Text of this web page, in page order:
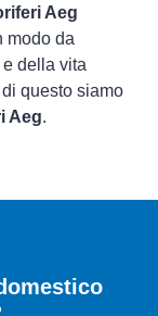
Aeg
modo da
della vita
questo siamo
Aeg.